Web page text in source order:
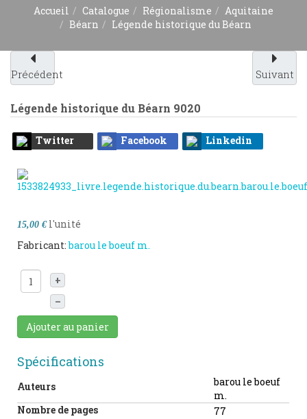
Accueil Catalogue Régionalisme
Aquitaine
Béarn
Légende historique du Béarn
Précédent Suivant
Légende historique du Béarn 9020
Twitter Facebook Linkedin
15,00 € l'unité
Fabricant:barou le boeuf m.
+
–
Ajouter au panier
Spécifications
Auteurs
barou le boeuf
m.
Nombre de pages
77